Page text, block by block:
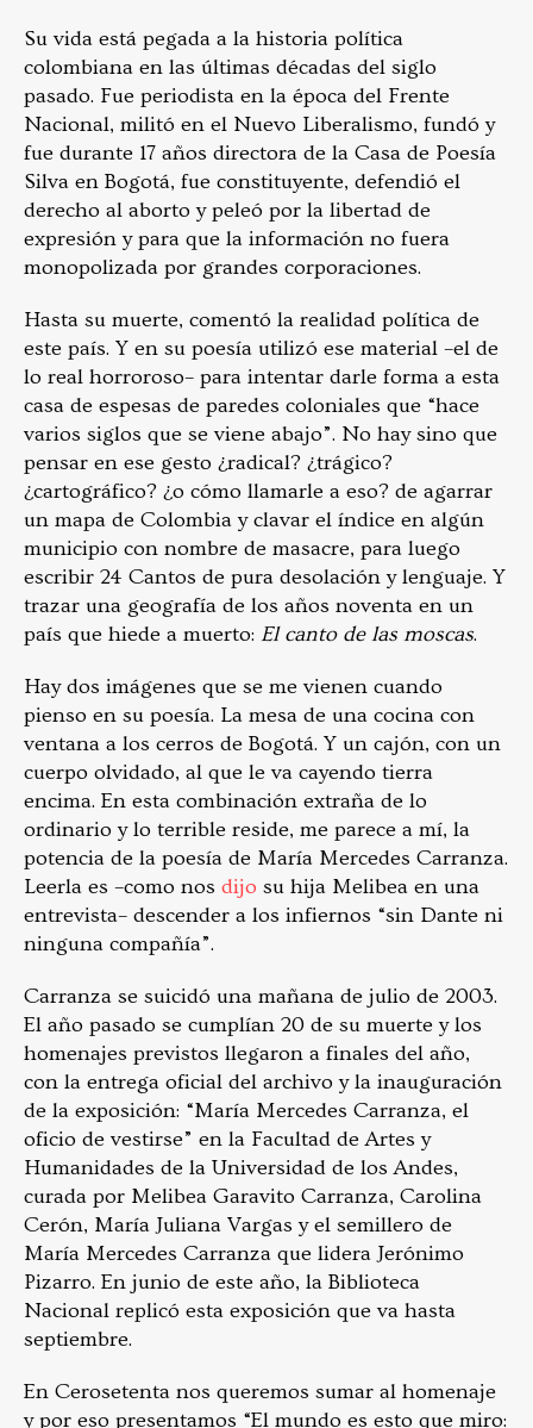
Su vida está pegada a la historia política
colombiana en las últimas décadas del siglo
pasado. Fue periodista en la época del Frente
Nacional, militó en el Nuevo Liberalismo, fundó y
fue durante 17 años directora de la Casa de Poesía
Silva en Bogotá, fue constituyente, defendió el
derecho al aborto y peleó por la libertad de
expresión y para que la información no fuera
monopolizada por grandes corporaciones.
Hasta su muerte, comentó la realidad política de
este país. Y en su poesía utilizó ese material –el de
lo real horroroso– para intentar darle forma a esta
casa de espesas de paredes coloniales que “hace
varios siglos que se viene abajo”. No hay sino que
pensar en ese gesto ¿radical? ¿trágico?
¿cartográfico? ¿o cómo llamarle a eso? de agarrar
un mapa de Colombia y clavar el índice en algún
municipio con nombre de masacre, para luego
escribir 24 Cantos de pura desolación y lenguaje. Y
trazar una geografía de los años noventa en un
país que hiede a muerto: El canto de las moscas.
Hay dos imágenes que se me vienen cuando
pienso en su poesía. La mesa de una cocina con
ventana a los cerros de Bogotá. Y un cajón, con un
cuerpo olvidado, al que le va cayendo tierra
encima. En esta combinación extraña de lo
ordinario y lo terrible reside, me parece a mí, la
potencia de la poesía de María Mercedes Carranza.
Leerla es –como nos dijo su hija Melibea en una
entrevista– descender a los infiernos “sin Dante ni
ninguna compañía”.
Carranza se suicidó una mañana de julio de 2003.
El año pasado se cumplían 20 de su muerte y los
homenajes previstos llegaron a finales del año,
con la entrega oficial del archivo y la inauguración
de la exposición: “María Mercedes Carranza, el
oficio de vestirse” en la Facultad de Artes y
Humanidades de la Universidad de los Andes,
curada por Melibea Garavito Carranza, Carolina
Cerón, María Juliana Vargas y el semillero de
María Mercedes Carranza que lidera Jerónimo
Pizarro. En junio de este año, la Biblioteca
Nacional replicó esta exposición que va hasta
septiembre.
En Cerosetenta nos queremos sumar al homenaje
y por eso presentamos “El mundo es esto que miro: